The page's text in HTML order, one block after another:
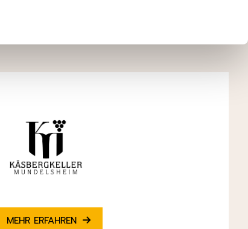
MEHR ERFAHREN